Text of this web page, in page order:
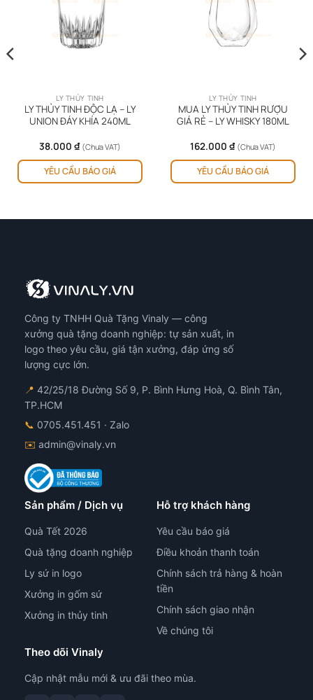
LY THỦY TINH
LY THỦY TINH ĐỘC LẠ – LY
UNION ĐÁY KHÍA 240ML
38.000 ₫ (Chưa VAT)
YÊU CẦU BÁO GIÁ
LY THỦY TINH
MUA LY THỦY TINH RƯỢU
GIÁ RẺ – LY WHISKY 180ML
162.000 ₫ (Chưa VAT)
YÊU CẦU BÁO GIÁ
Công ty TNHH Quà Tặng Vinaly — công
xưởng quà tặng doanh nghiệp: tự sản xuất, in
logo theo yêu cầu, giá tận xưởng, đáp ứng số
lượng cực lớn.
📍 42/25/18 Đường Số 9, P. Bình Hưng Hoà, Q. Bình Tân,
TP.HCM
📞 0705.451.451 · Zalo
✉️ admin@vinaly.vn
Sản phẩm / Dịch vụ
Quà Tết 2026
Quà tặng doanh nghiệp
Ly sứ in logo
Xưởng in gốm sứ
Xưởng in thủy tinh
Hỗ trợ khách hàng
Yêu cầu báo giá
Điều khoản thanh toán
Chính sách trả hàng & hoàn
tiền
Chính sách giao nhận
Về chúng tôi
Theo dõi Vinaly
Cập nhật mẫu mới & ưu đãi theo mùa.